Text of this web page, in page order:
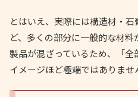
とはいえ、実際には構造材・
ど、多くの部分に一般的な材
製品が混ざっているため、「
イメージほど極端ではありませ